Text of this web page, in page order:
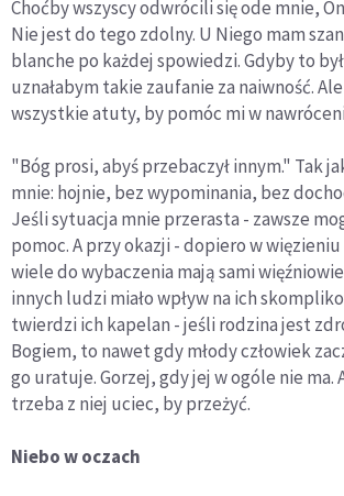
Choćby wszyscy odwrócili się ode mnie,
Nie jest do tego zdolny. U Niego mam
blanche po każdej spowiedzi. Gdyby to
uznałabym takie zaufanie za naiwność.
wszystkie atuty, by pomóc mi w
"Bóg prosi, abyś przebaczył innym." Tak
mnie: hojnie, bez wypominania, bez
Jeśli sytuacja mnie przerasta - zawsze
pomoc. A przy okazji - dopiero w
wiele do wybaczenia mają sami
innych ludzi miało wpływ na ich
twierdzi ich kapelan - jeśli rodzina jest
Bogiem, to nawet gdy młody człowiek
go uratuje. Gorzej, gdy jej w ogóle nie ma.
trzeba z niej uciec, by przeżyć.
Niebo w oczach